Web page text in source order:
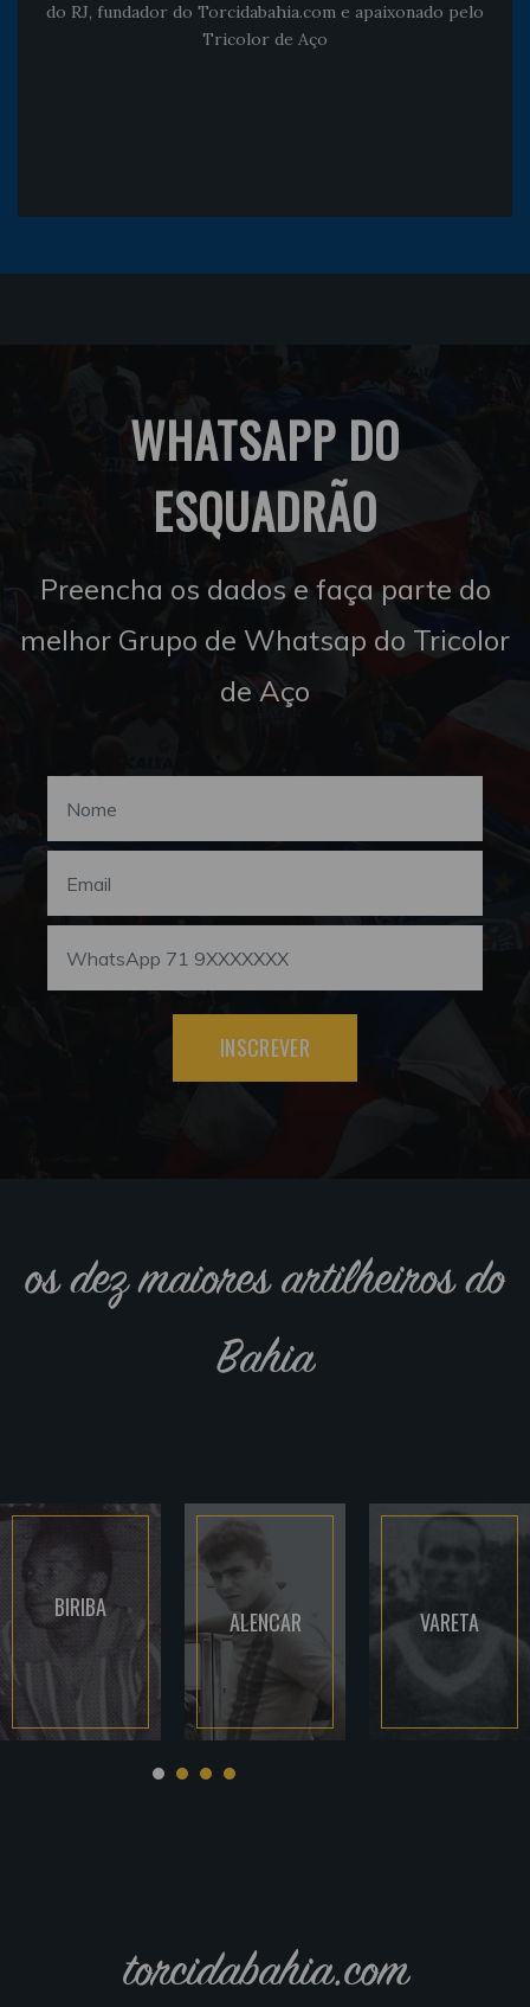
do RJ, fundador do Torcidabahia.com e apaixonado pelo
Tricolor de Aço
WHATSAPP DO
ESQUADRÃO
Preencha os dados e faça parte do
melhor Grupo de Whatsap do Tricolor
de Aço
INSCREVER
os dez maiores artilheiros do
Bahia
BIRIBA ALENCAR VARETA
torcidabahia.com